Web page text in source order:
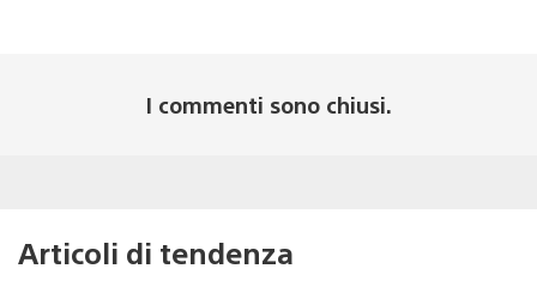
I commenti sono chiusi.
Articoli di tendenza